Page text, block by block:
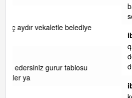
başkanım seni belediye
senin ereyliye katkın çok oldu
ibrahim yalçınkaya
qaasvalt kansorejen madde
döke kaldırımlar ana yoldan
dükkanları su basacak ma
...